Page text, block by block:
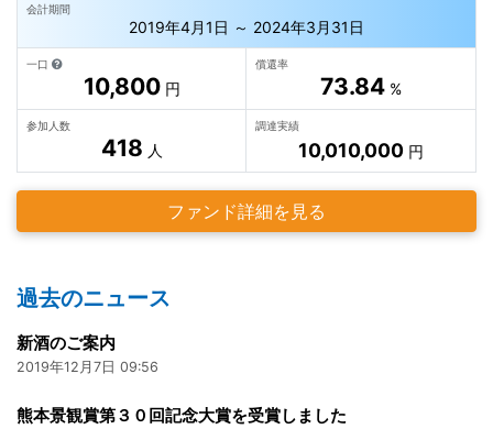
会計期間
2019年4月1日 ～ 2024年3月31日
一口
10,800円
償還率
73.84 %
参加人数
418 人
調達実績
10,010,000 円
ファンド詳細を見る
過去のニュース
新酒のご案内
2019年12月7日 09:56
熊本景観賞第３０回記念大賞を受賞しました